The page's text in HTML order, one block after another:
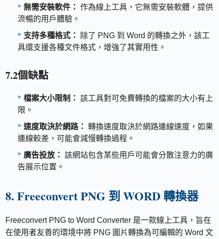
無需安裝軟件： 作為線上工具，它無需安裝軟體，提供
流暢的用戶體驗。
支持多種格式：
除了 PNG 到 Word 的轉換之外，該工
具還支援各種文件格式，增強了其實用性。
7.2個缺點
檔案大小限制： 該工具對可免費轉換的檔案的大小有上
限。
速度取決於網路： 轉換速度取決於網路連線速度，如果
連線較差，可能會減慢轉換過程。
廣告投放： 該網站包含某些用戶可能會分散注意力的廣
告展示位置。
8. Freeconvert PNG 到 WORD 轉換器
Freeconvert PNG to Word Converter 是一款線上工具，旨在
在使用者友善的環境中將 PNG 圖片轉換為可編輯的 Word 文